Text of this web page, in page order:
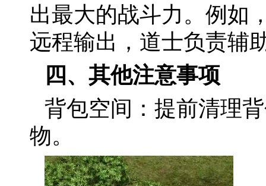
出最大的战斗力。例如
远程输出，道士负责辅
四、其他注意事项
背包空间：提前清理
物。